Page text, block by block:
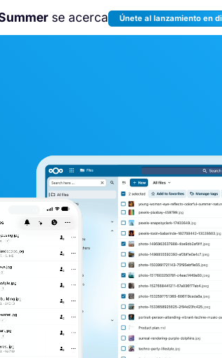
se acerca Únete al lanzamiento en